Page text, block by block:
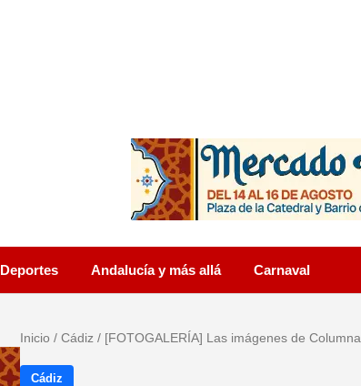
Deportes Andalucía y más allá Carnaval
Inicio / Cádiz / [FOTOGALERÍA] Las imágenes de Columna
Cádiz